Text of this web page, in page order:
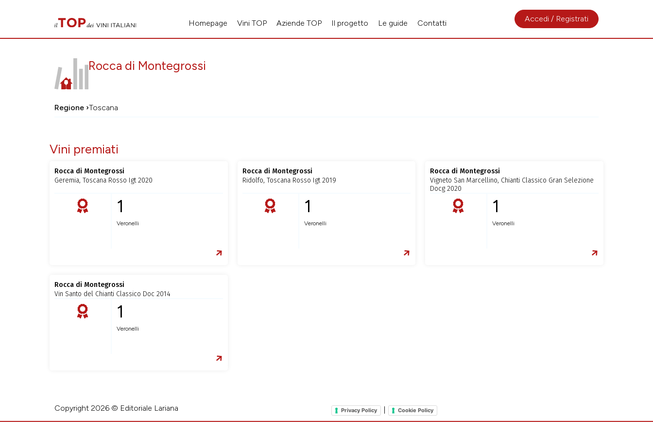
Homepage Vini TOP Aziende TOP Il progetto Le guide Contatti Accedi / Registrati
Rocca di Montegrossi
Regione ›Toscana
Vini premiati
Rocca di Montegrossi
Geremia, Toscana Rosso Igt 2020
1
Veronelli
Rocca di Montegrossi
Ridolfo, Toscana Rosso Igt 2019
1
Veronelli
Rocca di Montegrossi
Vigneto San Marcellino, Chianti Classico Gran Selezione
Docg 2020
1
Veronelli
Rocca di Montegrossi
Vin Santo del Chianti Classico Doc 2014
1
Veronelli
Copyright 2026 © Editoriale Lariana Privacy Policy Cookie Policy